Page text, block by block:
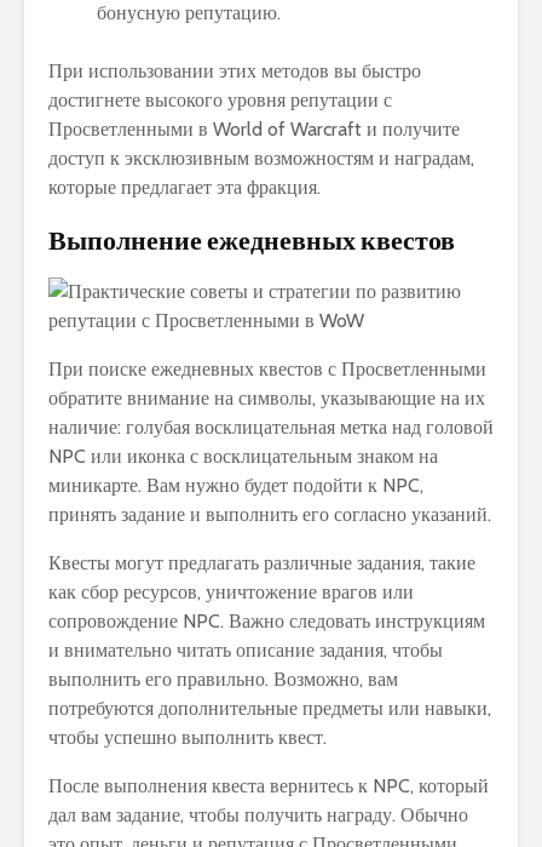
бонусную репутацию.
При использовании этих методов вы быстро
достигнете высокого уровня репутации с
Просветленными в World of Warcraft и получите
доступ к эксклюзивным возможностям и наградам,
которые предлагает эта фракция.
Выполнение ежедневных квестов
При поиске ежедневных квестов с Просветленными
обратите внимание на символы, указывающие на их
наличие: голубая восклицательная метка над головой
NPC или иконка с восклицательным знаком на
миникарте. Вам нужно будет подойти к NPC,
принять задание и выполнить его согласно указаний.
Квесты могут предлагать различные задания, такие
как сбор ресурсов, уничтожение врагов или
сопровождение NPC. Важно следовать инструкциям
и внимательно читать описание задания, чтобы
выполнить его правильно. Возможно, вам
потребуются дополнительные предметы или навыки,
чтобы успешно выполнить квест.
После выполнения квеста вернитесь к NPC, который
дал вам задание, чтобы получить награду. Обычно